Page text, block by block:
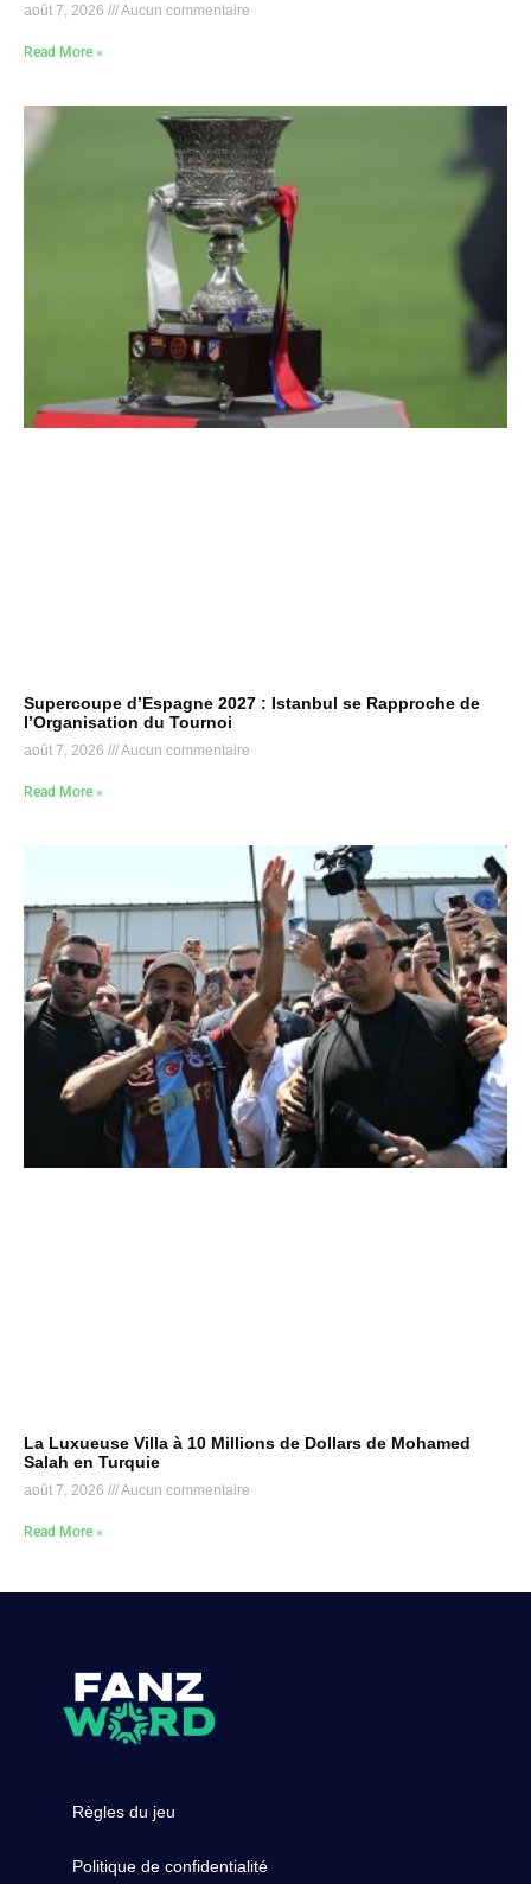
août 7, 2026 Aucun commentaire
Read More »
Supercoupe d’Espagne 2027 : Istanbul se Rapproche de
l’Organisation du Tournoi
août 7, 2026 Aucun commentaire
Read More »
La Luxueuse Villa à 10 Millions de Dollars de Mohamed
Salah en Turquie
août 7, 2026 Aucun commentaire
Read More »
Règles du jeu
Politique de confidentialité